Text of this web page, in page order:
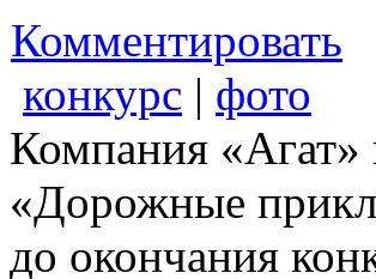
Комментировать
конкурс | фото
Компания «Агат»
«Дорожные
до окончания